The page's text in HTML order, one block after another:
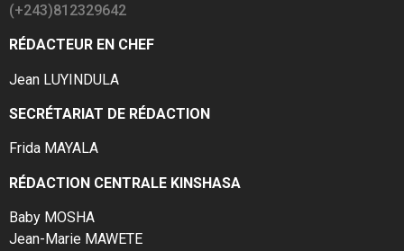
(+243)812329642
RÉDACTEUR EN CHEF
Jean LUYINDULA
SECRÉTARIAT DE RÉDACTION
Frida MAYALA
RÉDACTION CENTRALE KINSHASA
Baby MOSHA
Jean-Marie MAWETE